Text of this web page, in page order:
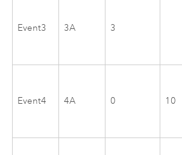
Event3 3A 3
Event4 4A 0 10